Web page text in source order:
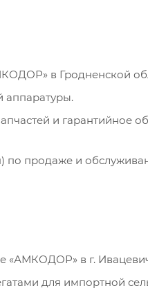
в Гродненской
аппаратуры.
и гарантийное
по продаже и
«АМКОДОР» в г.
для импортной